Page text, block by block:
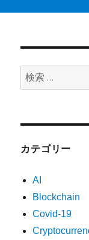
検
索:
カテゴリー
AI
Blockchain
Covid-19